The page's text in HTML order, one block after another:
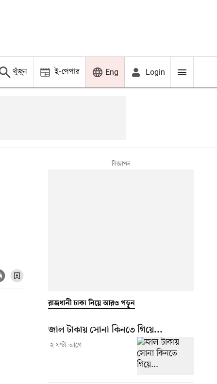
খুঁজুন ই-পেপার Eng Login
রাজধানী ঢাকা নিয়ে আরও পড়ুন
জাল টাকায় সোনা কিনতে গিয়ে...
২ ঘণ্টা আগে